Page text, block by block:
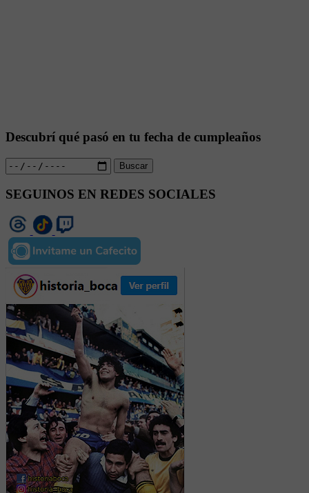
Descubrí qué pasó en tu fecha de cumpleaños
Buscar
SEGUINOS EN REDES SOCIALES